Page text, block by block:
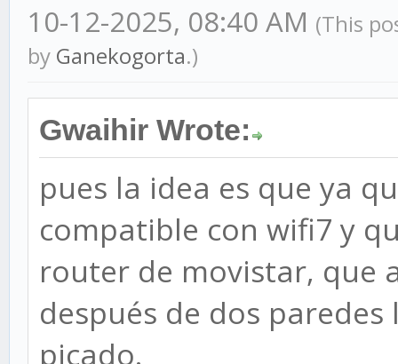
10-12-2025, 08:40 AM (This
by Ganekogorta.)
Gwaihir Wrote:
pues la idea es que ya
compatible con wifi7 y
router de movistar, que
después de dos
picado.